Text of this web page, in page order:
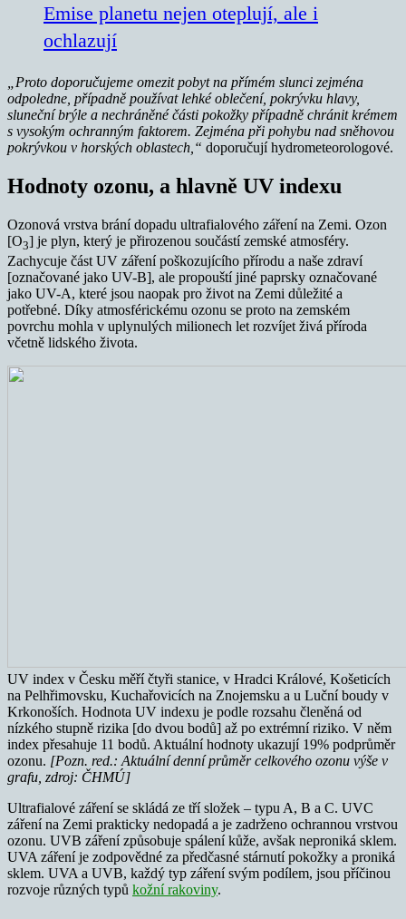
Emise planetu nejen oteplují, ale i
ochlazují
„Proto doporučujeme omezit pobyt na přímém slunci zejména
odpoledne, případně používat lehké oblečení, pokrývku hlavy,
sluneční brýle a nechráněné části pokožky případně chránit krémem
s vysokým ochranným faktorem. Zejména při pohybu nad sněhovou
pokrývkou v horských oblastech,“ doporučují hydrometeorologové.
Hodnoty ozonu, a hlavně UV indexu
Ozonová vrstva brání dopadu ultrafialového záření na Zemi. Ozon
[O3] je plyn, který je přirozenou součástí zemské atmosféry.
Zachycuje část UV záření poškozujícího přírodu a naše zdraví
[označované jako UV-B], ale propouští jiné paprsky označované
jako UV-A, které jsou naopak pro život na Zemi důležité a
potřebné. Díky atmosférickému ozonu se proto na zemském
povrchu mohla v uplynulých milionech let rozvíjet živá příroda
včetně lidského života.
UV index v Česku měří čtyři stanice, v Hradci Králové, Košeticích
na Pelhřimovsku, Kuchařovicích na Znojemsku a u Luční boudy v
Krkonoších. Hodnota UV indexu je podle rozsahu členěná od
nízkého stupně rizika [do dvou bodů] až po extrémní riziko. V něm
index přesahuje 11 bodů. Aktuální hodnoty ukazují 19% podprůměr
ozonu. [Pozn. red.: Aktuální denní průměr celkového ozonu výše v
grafu, zdroj: ČHMÚ]
Ultrafialové záření se skládá ze tří složek – typu A, B a C. UVC
záření na Zemi prakticky nedopadá a je zadrženo ochrannou vrstvou
ozonu. UVB záření způsobuje spálení kůže, avšak neproniká sklem.
UVA záření je zodpovědné za předčasné stárnutí pokožky a proniká
sklem. UVA a UVB, každý typ záření svým podílem, jsou příčinou
rozvoje různých typů kožní rakoviny.